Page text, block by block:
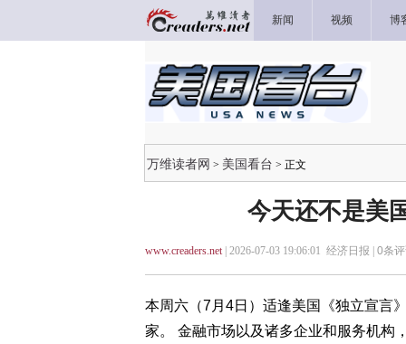
新闻 视频 博
万维读者网 > 美国看台 > 正文
今天还不是美
www.creaders.net| 2026-07-03 19:06:01 经济日报 | 0条
本周六（7月4日）适逢美国《独立宣言
家。 金融市场以及诸多企业和服务机构